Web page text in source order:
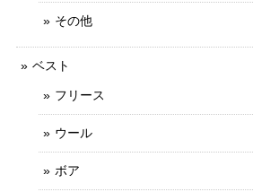
その他
ベスト
フリース
ウール
ボア